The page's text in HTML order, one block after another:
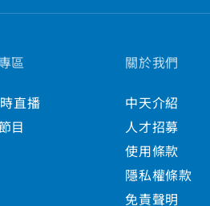
區
直播
目
關於我們
中天介紹
人才招募
使用條款
隱私權條款
免責聲明